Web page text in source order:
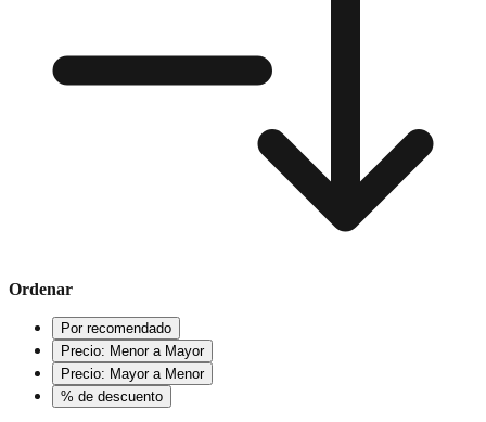
Ordenar
Por recomendado
Precio: Menor a Mayor
Precio: Mayor a Menor
% de descuento